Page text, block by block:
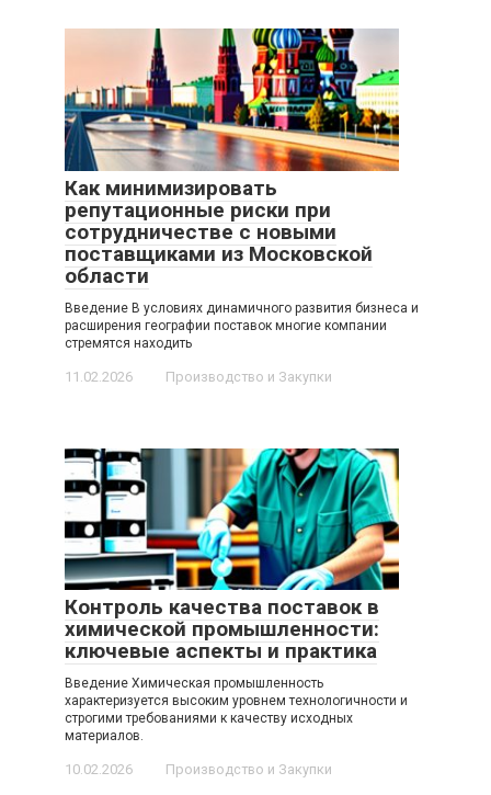
Как минимизировать
репутационные риски при
сотрудничестве с новыми
поставщиками из Московской
области
Введение В условиях динамичного развития бизнеса и
расширения географии поставок многие компании
стремятся находить
11.02.2026 Производство и Закупки
Контроль качества поставок в
химической промышленности:
ключевые аспекты и практика
Введение Химическая промышленность
характеризуется высоким уровнем технологичности и
строгими требованиями к качеству исходных
материалов.
10.02.2026 Производство и Закупки